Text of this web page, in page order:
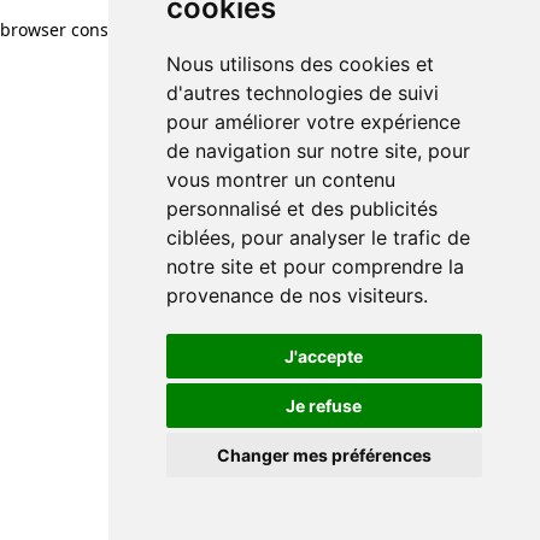
cookies
Nous utilisons des cookies et
d'autres technologies de suivi
pour améliorer votre expérience
de navigation sur notre site, pour
vous montrer un contenu
personnalisé et des publicités
ciblées, pour analyser le trafic de
notre site et pour comprendre la
provenance de nos visiteurs.
J'accepte
Je refuse
Changer mes préférences
browser console for more information)